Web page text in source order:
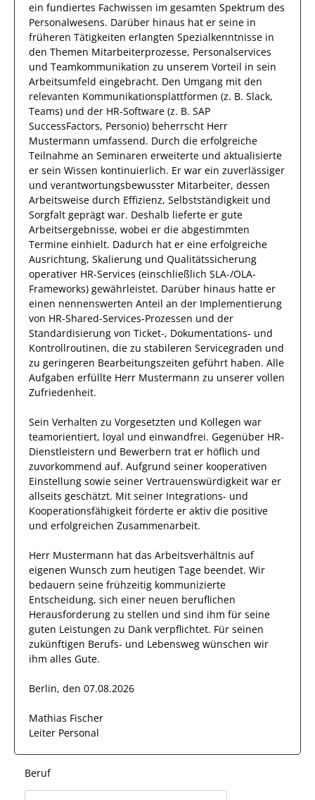
ein fundiertes Fachwissen im gesamten Spektrum des
Personalwesens. Darüber hinaus hat er seine in
früheren Tätigkeiten erlangten Spezialkenntnisse in
den Themen Mitarbeiterprozesse, Personalservices
und Teamkommunikation zu unserem Vorteil in sein
Arbeitsumfeld eingebracht. Den Umgang mit den
relevanten Kommunikationsplattformen (z. B. Slack,
Teams) und der HR-Software (z. B. SAP
SuccessFactors, Personio) beherrscht Herr
Mustermann umfassend. Durch die erfolgreiche
Teilnahme an Seminaren erweiterte und aktualisierte
er sein Wissen kontinuierlich. Er war ein zuverlässiger
und verantwortungsbewusster Mitarbeiter, dessen
Arbeitsweise durch Effizienz, Selbstständigkeit und
Sorgfalt geprägt war. Deshalb lieferte er gute
Arbeitsergebnisse, wobei er die abgestimmten
Termine einhielt. Dadurch hat er eine erfolgreiche
Ausrichtung, Skalierung und Qualitätssicherung
operativer HR-Services (einschließlich SLA-/OLA-
Frameworks) gewährleistet. Darüber hinaus hatte er
einen nennenswerten Anteil an der Implementierung
von HR-Shared-Services-Prozessen und der
Standardisierung von Ticket-, Dokumentations- und
Kontrollroutinen, die zu stabileren Servicegraden und
zu geringeren Bearbeitungszeiten geführt haben. Alle
Aufgaben erfüllte Herr Mustermann zu unserer vollen
Zufriedenheit.
Sein Verhalten zu Vorgesetzten und Kollegen war
teamorientiert, loyal und einwandfrei. Gegenüber HR-
Dienstleistern und Bewerbern trat er höflich und
zuvorkommend auf. Aufgrund seiner kooperativen
Einstellung sowie seiner Vertrauenswürdigkeit war er
allseits geschätzt. Mit seiner Integrations- und
Kooperationsfähigkeit förderte er aktiv die positive
und erfolgreichen Zusammenarbeit.
Herr Mustermann hat das Arbeitsverhältnis auf
eigenen Wunsch zum heutigen Tage beendet. Wir
bedauern seine frühzeitig kommunizierte
Entscheidung, sich einer neuen beruflichen
Herausforderung zu stellen und sind ihm für seine
guten Leistungen zu Dank verpflichtet. Für seinen
zukünftigen Berufs- und Lebensweg wünschen wir
ihm alles Gute.
Berlin, den 07.08.2026
Mathias Fischer
Leiter Personal
Beruf